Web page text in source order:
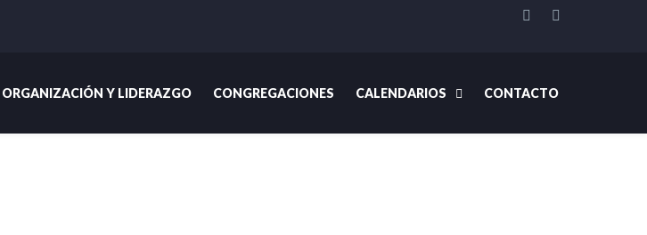
ORGANIZACIÓN Y LIDERAZGO CONGREGACIONES CALENDARIOS CONTACTO
Accord 29 Noviembre 2018: Programa de Liderazgo Internacional y jubilación de Harold Rhodes